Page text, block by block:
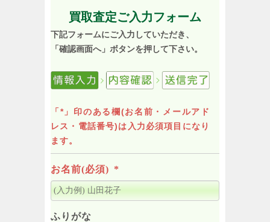
買取査定ご入力フォーム
下記フォームにご入力していただき、
「確認画面へ」ボタンを押して下さい。
「*」印のある欄(お名前・メールアド
レス・電話番号)は入力必須項目になり
ます。
お名前(必須) *
ふりがな